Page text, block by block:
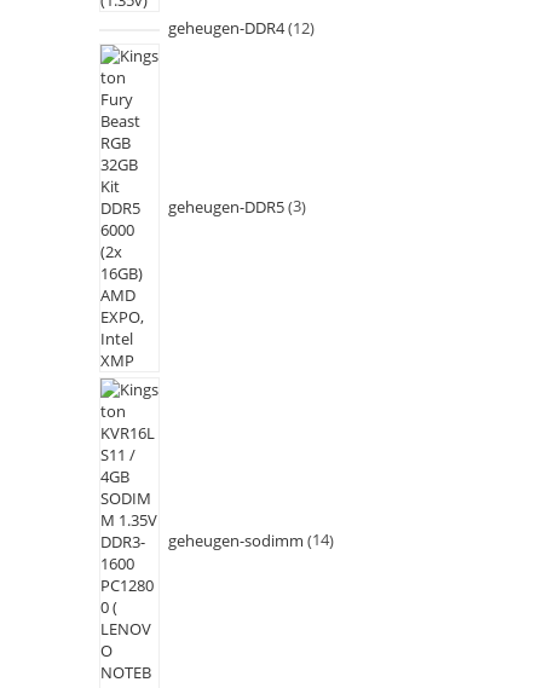
geheugen-DDR4 12
geheugen-DDR5 3
geheugen-sodimm 14